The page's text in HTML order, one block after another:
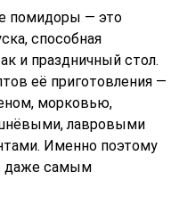
помидоры — это
способная
и праздничный стол.
её приготовления —
морковью,
лавровыми
Именно поэтому
даже самым